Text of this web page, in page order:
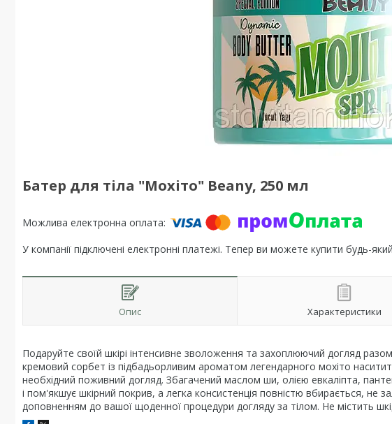
Батер для тіла "Мохіто" Beany, 250 мл
У компанії підключені електронні платежі. Тепер ви можете купити будь-
Опис Характеристики
Подаруйте своїй шкірі інтенсивне зволоження та захоплюючий догляд
кремовий сорбет із підбадьорливим ароматом легендарного мохіто
необхідний поживний догляд. Збагачений маслом ши, олією евкаліпта,
і пом'якшує шкірний покрив, а легка консистенція повністю вбирається, не
доповненням до вашої щоденної процедури догляду за тілом. Не містить